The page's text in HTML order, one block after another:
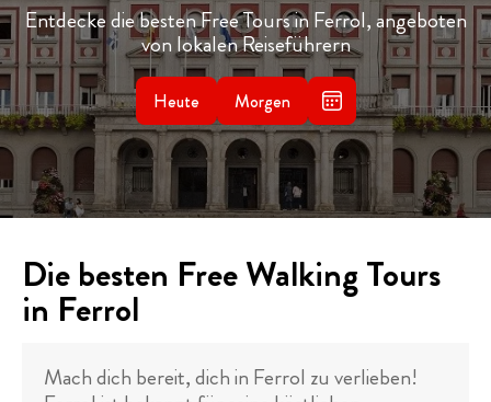
Entdecke die besten Free Tours in Ferrol, angeboten
von lokalen Reiseführern
Heute Morgen
Die besten Free Walking Tours
in Ferrol
Mach dich bereit, dich in Ferrol zu verlieben!